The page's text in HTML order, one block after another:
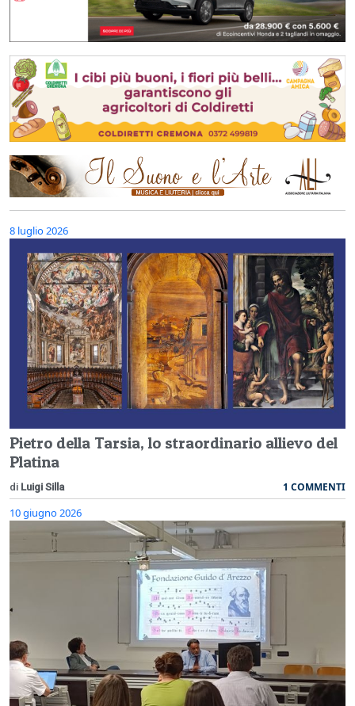
8 luglio 2026
Pietro della Tarsia, lo straordinario allievo del
Platina
di Luigi Silla 1 COMMENTI
10 giugno 2026